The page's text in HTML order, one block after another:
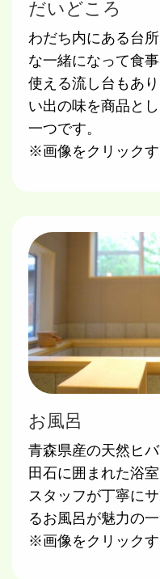
だいどころ
わだち内にある台
な一緒になって食
使える流し台もあ
い出の味を商品と
一つです。
※画像をクリックす
お風呂
青森県産の天然ヒ
田石に囲まれた浴
スタッフが丁寧に
るお風呂が魅力の一
※画像をクリックす